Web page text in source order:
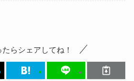
たらシェアしてね！